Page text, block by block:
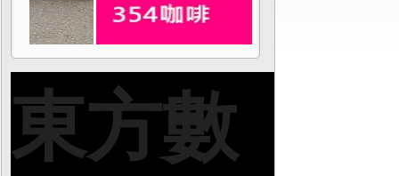
東方數